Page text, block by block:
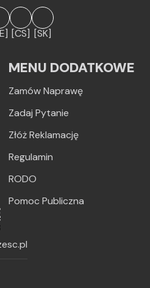
[CS] [SK]
MENU DODATKOWE
Zamów Naprawę
Zadaj Pytanie
Złóż Reklamację
Regulamin
RODO
Pomoc Publiczna